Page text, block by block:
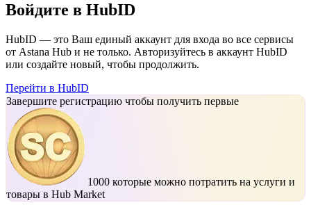
Войдите в HubID
HubID — это Ваш единый аккаунт для входа во все сервисы
от Astana Hub и не только. Авторизуйтесь в аккаунт HubID
или создайте новый, чтобы продолжить.
Перейти в HubID
Завершите регистрацию чтобы получить первые
1000 которые можно потратить на услуги и
товары в Hub Market